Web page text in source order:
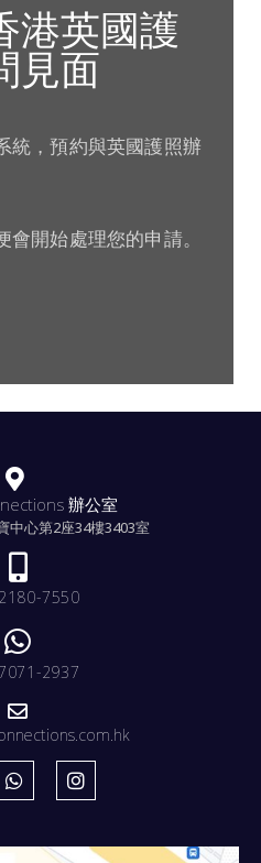
港英國護
見面
統，預約與英國護照辦
開始處理您的申請。
辦公室
中心第2座34樓3403室
7550
2937